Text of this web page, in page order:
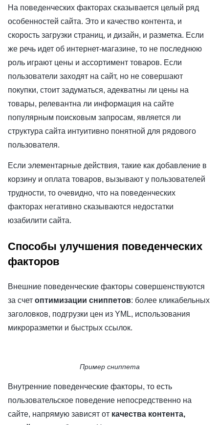
На поведенческих факторах сказывается целый ряд
особенностей сайта. Это и качество контента, и
скорость загрузки страниц, и дизайн, и разметка. Если
же речь идет об интернет-магазине, то не последнюю
роль играют цены и ассортимент товаров. Если
пользователи заходят на сайт, но не совершают
покупки, стоит задуматься, адекватны ли цены на
товары, релевантна ли информация на сайте
популярным поисковым запросам, является ли
структура сайта интуитивно понятной для рядового
пользователя.
Если элементарные действия, такие как добавление в
корзину и оплата товаров, вызывают у пользователей
трудности, то очевидно, что на поведенческих
факторах негативно сказываются недостатки
юзабилити сайта.
Способы улучшения поведенческих
факторов
Внешние поведенческие факторы совершенствуются
за счет оптимизации сниппетов: более кликабельных
заголовков, подгрузки цен из YML, использования
микроразметки и быстрых ссылок.
Пример сниппета
Внутренние поведенческие факторы, то есть
пользовательское поведение непосредственно на
сайте, напрямую зависят от качества контента,